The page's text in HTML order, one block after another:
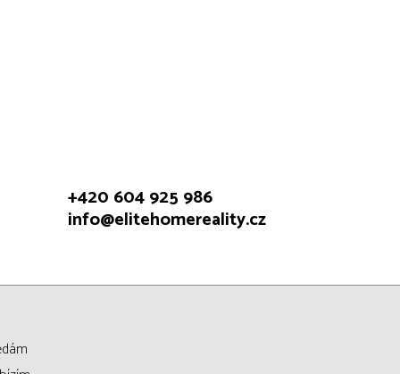
+420 604 925 986
info@elitehomereality.cz